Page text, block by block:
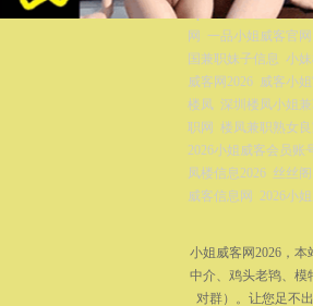
zip
全国各地凤楼资源
网 一品小姐威客官网
国兼职妹子信息 小
威客网2026 威客小
楼凤 深圳楼凤小姐
职网 楼凤兼职熟女
2026小姐威客会员账
凤楼信息2026 丝丝
威客信息网 2026小
小姐威客网2026，
中介、鸡头老鸨、模
对群）。让您足不